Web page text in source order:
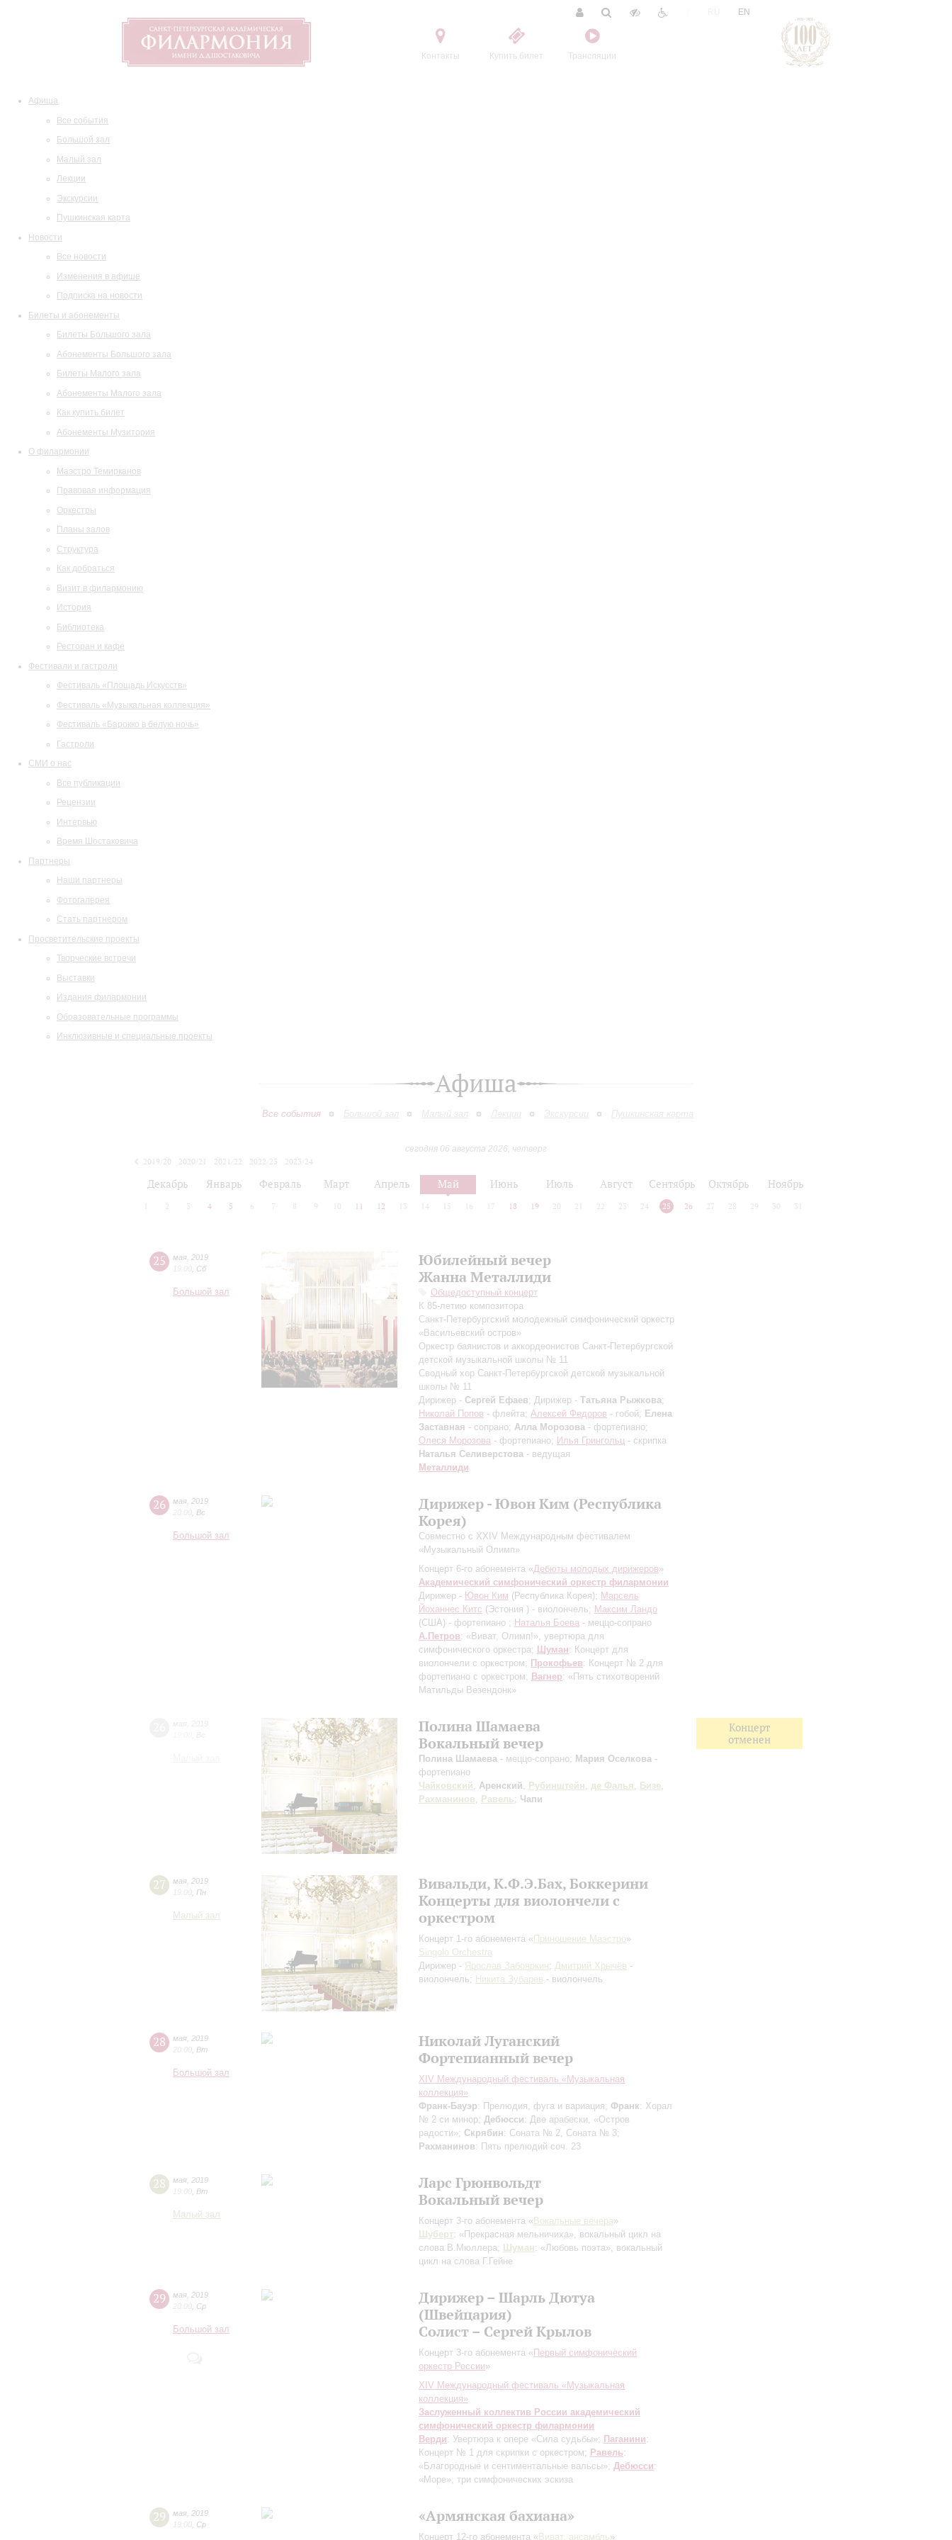
Контакты Купить билет Трансляции
EN
Афиша
Все события
Большой зал
Малый зал
Лекции
Экскурсии
Пушкинская карта
Новости
Все новости
Изменения в афише
Подписка на новости
Билеты и абонементы
Билеты Большого зала
Абонементы Большого зала
Билеты Малого зала
Абонементы Малого зала
Как купить билет
Абонементы Музитория
О филармонии
Маэстро Темирканов
Правовая информация
Оркестры
Планы залов
Структура
Как добраться
Визит в филармонию
История
Библиотека
Ресторан и кафе
Фестивали и гастроли
Фестиваль «Площадь Искусств»
Фестиваль «Музыкальная коллекция»
Фестиваль «Барокко в белую ночь»
Гастроли
СМИ о нас
Все публикации
Рецензии
Интервью
Время Шостаковича
Партнеры
Наши партнеры
Фотогалерея
Стать партнером
Просветительские проекты
Творческие встречи
Выставки
Издания филармонии
Образовательные программы
Инклюзивные и специальные проекты
Афиша
Все события Большой зал Малый зал Лекции Экскурсии Пушкинская карта
сегодня 06 августа 2026, четверг
2019/20
2020/21 2021/22 2022/23
2023/24
Декабрь Январь Февраль Март Апрель Май Июнь Июль Август Сентябрь Октябрь Ноябрь
2 3 4 5 6 7 8 9 10 11 12 13 14 15 16 17 18 19 20 21 22 23 24 25 26 27 28 29 30 31
25 мая 2019
19:00 Сб
Большой зал
Юбилейный вечер
Жанна Металлиди
Общедоступный концерт
К 85-летию композитора
Санкт-Петербургский молодежный симфонический оркестр
«Васильевский остров»
Оркестр баянистов и аккордеонистов Санкт-Петербургской
детской музыкальной школы № 11
Сводный хор Санкт-Петербургской детской музыкальной
школы № 11
Дирижер - Сергей Ефаев; Дирижер - Татьяна Рыжкова;
Николай Попов - флейта; Алексей Федоров - гобой; Елена
Заставная - сопрано; Алла Морозова - фортепиано;
Олеся Морозова - фортепиано; Илья Грингольц - скрипка
Наталья Селиверстова - ведущая
Металлиди
26 мая 2019
20:00 Вс
Большой зал
Дирижер - Ювон Ким (Республика
Корея)
Совместно с XXIV Международным фестивалем
«Музыкальный Олимп»
Концерт 6-го абонемента «Дебюты молодых дирижеров»
Академический симфонический оркестр филармонии
Дирижер - Ювон Ким (Республика Корея); Марсель
Йоханнес Китс (Эстония ) - виолончель; Максим Ландо
(США) - фортепиано ; Наталья Боева - меццо-сопрано
А.Петров: «Виват, Олимп!», увертюра для
симфонического оркестра; Шуман: Концерт для
виолончели с оркестром; Прокофьев: Концерт № 2 для
фортепиано с оркестром; Вагнер: «Пять стихотворений
Матильды Везендонк»
Полина Шамаева
Вокальный вечер
Полина Шамаева - меццо-сопрано; Мария Оселкова -
фортепиано
Чайковский, Аренский, Рубинштейн, де Фалья , Бизе,
Рахманинов, Равель; Чапи
Концерт
отменен
27 мая 2019
19:00 Пн
Малый зал
Вивальди, К.Ф.Э.Бах, Боккерини
Концерты для виолончели с
оркестром
Концерт 1-го абонемента « Приношение Маэстро»
Singolo Orchestra
Дирижер - Ярослав Забояркин; Дмитрий Хрычёв -
виолончель; Никита Зубарев - виолончель
28 мая 2019
20:00 Вт
Большой зал
Николай Луганский
Фортепианный вечер
XIV Международный фестиваль «Музыкальная
коллекция»
Франк-Бауэр: Прелюдия, фуга и вариация; Франк: Хорал
№ 2 си минор; Дебюсси: Две арабески, «Остров
радости»; Скрябин: Соната № 2, Соната № 3;
Рахманинов: Пять прелюдий соч. 23
28 мая 2019
19:00 Вт
Малый зал
Ларс Грюнвольдт
Вокальный вечер
Концерт 3-го абонемента « Вокальные вечера»
Шуберт: «Прекрасная мельничиха», вокальный цикл на
слова В.Мюллера; Шуман: «Любовь поэта», вокальный
цикл на слова Г.Гейне
29 мая 2019
20:00 Ср
Большой зал
Дирижер – Шарль Дютуа
(Швейцария)
Солист – Сергей Крылов
Концерт 3-го абонемента « Первый симфонический
оркестр России»
XIV Международный фестиваль «Музыкальная
коллекция»
Заслуженный коллектив России академический
симфонический оркестр филармонии
Верди: Увертюра к опере «Сила судьбы»; Паганини:
Концерт № 1 для скрипки с оркестром; Равель:
«Благородные и сентиментальные вальсы»; Дебюсси:
«Море», три симфонических эскиза
29 мая 2019
19:00 Ср «Армянская бахиана»
Концерт 12-го абонемента « Виват, ансамбль»